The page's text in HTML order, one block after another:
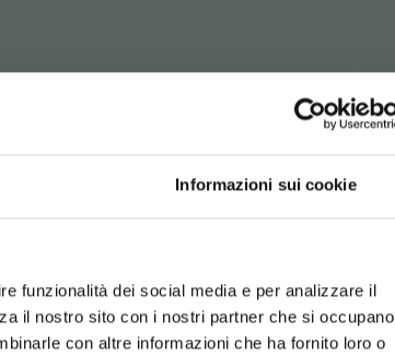
Informazioni sui cookie
funzionalità dei social media e per analizzare il
il nostro sito con i nostri partner che si occupano
con altre informazioni che ha fornito loro o
ENGLISH
SUBITO!
vantaggi esclusivi:
futuri *